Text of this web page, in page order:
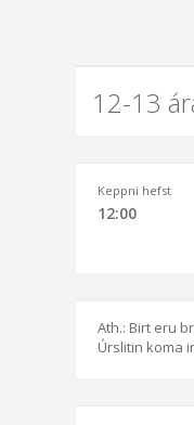
12-13
Keppni hefst
12:00
Ath.: Birt eru
Úrslitin koma